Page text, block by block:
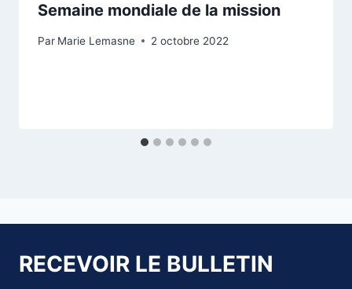
Semaine mondiale de la mission
Par Marie Lemasne 2 octobre 2022
RECEVOIR LE BULLETIN